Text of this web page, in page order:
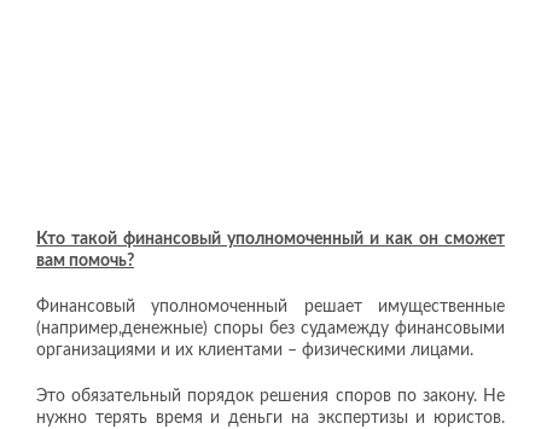
Кто такой финансовый уполномоченный и как он сможет
вам помочь?
Финансовый уполномоченный решает имущественные
(например,денежные) споры без судамежду финансовыми
организациями и их клиентами – физическими лицами.
Это обязательный порядок решения споров по закону. Не
нужно терять время и деньги на экспертизы и юристов.